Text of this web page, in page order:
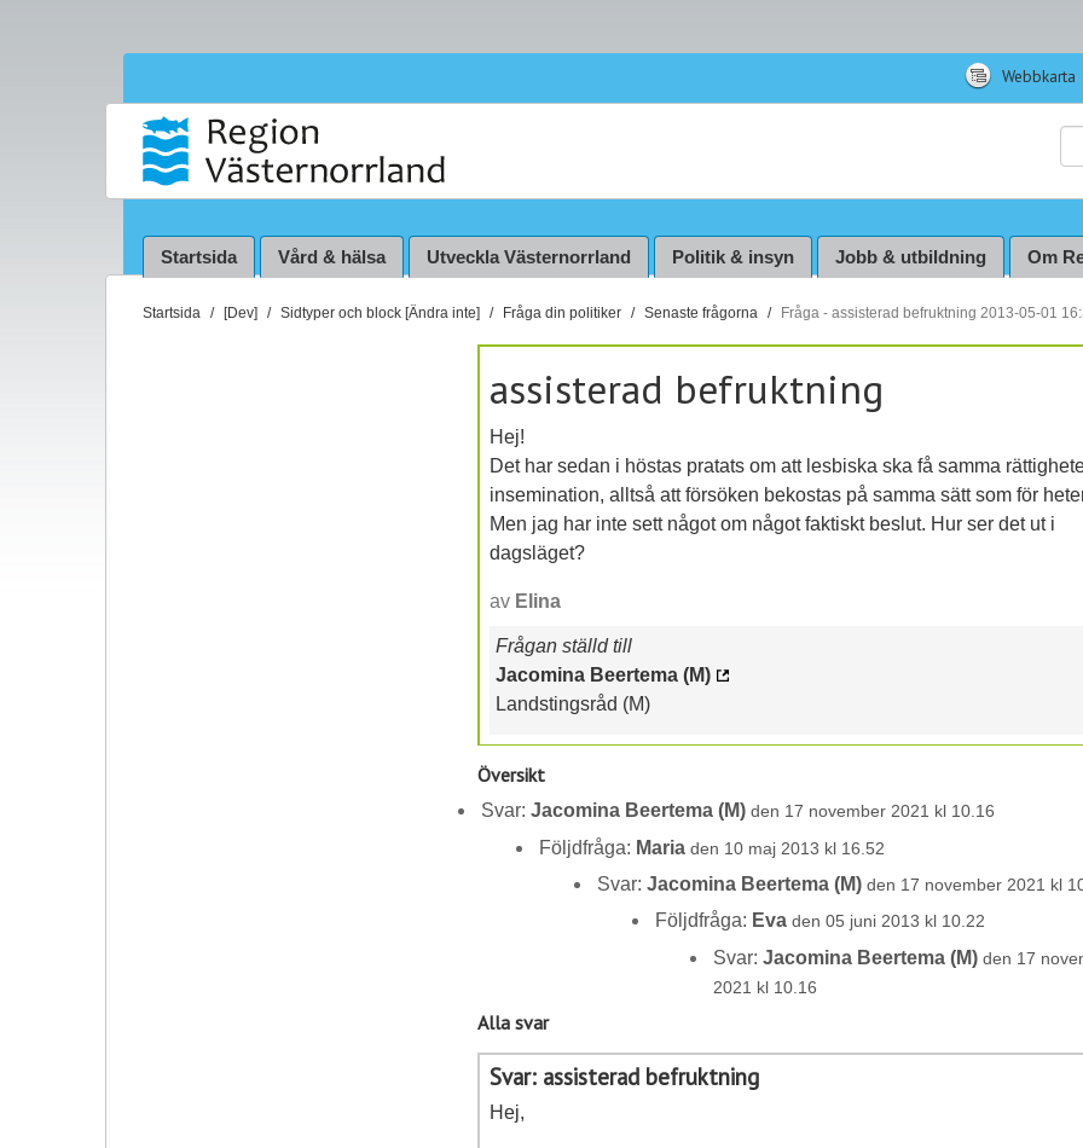
Webbkarta
Startsida Vård & hälsa Utveckla Västernorrland Politik & insyn Jobb & utbildning Om
D
Startsida [Dev] Sidtyper och block [Ändra inte] Fråga din politiker Senaste frågorna Fråga - assisterad befruktning 2013-05-01
assisterad befruktning
Hej!
Det har sedan i höstas pratats om att lesbiska ska få samma
insemination, alltså att försöken bekostas på samma sätt som för
Men jag har inte sett något om något faktiskt beslut. Hur ser det ut i
dagsläget?
av Elina
Frågan ställd till
Jacomina Beertema (M)
Landstingsråd (M)
Översikt
Svar:Jacomina Beertema (M) den 17 november 2021 kl 10.16
Följdfråga: Maria den 10 maj 2013 kl 16.52
Svar:Jacomina Beertema (M) den 17 november 2021 kl
Följdfråga: Eva den 05 juni 2013 kl 10.22
Svar:Jacomina Beertema (M) den 17
2021 kl 10.16
Alla svar
Svar: assisterad befruktning
Hej,